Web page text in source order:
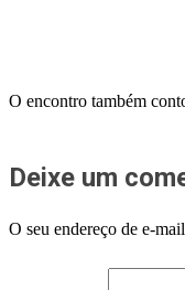
O encontro também
Deixe um
O seu endereço de e-